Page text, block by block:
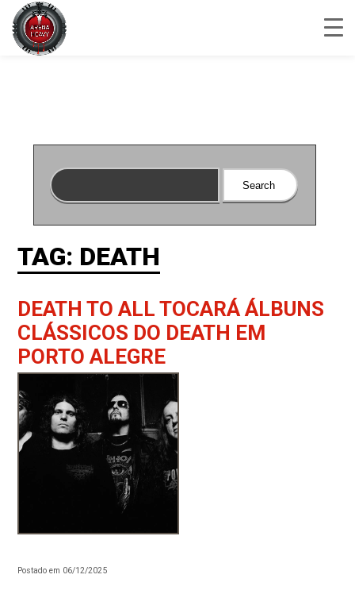
TAG: DEATH
DEATH TO ALL TOCARÁ ÁLBUNS
CLÁSSICOS DO DEATH EM
PORTO ALEGRE
Postado em 06/12/2025